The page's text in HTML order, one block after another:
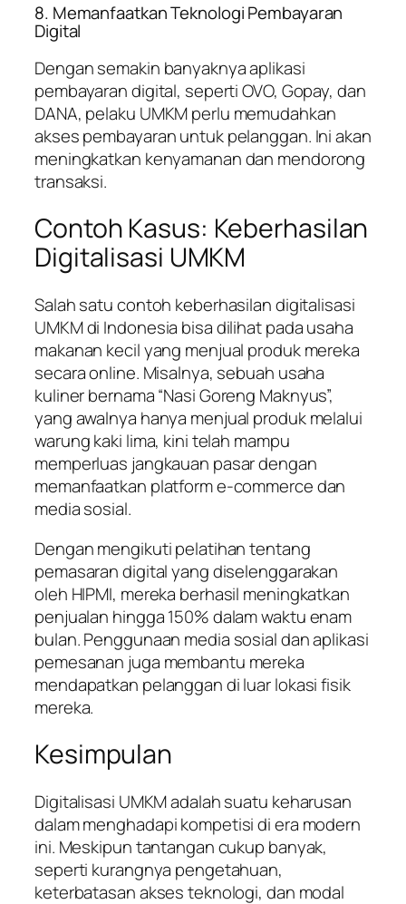
8. Memanfaatkan Teknologi Pembayaran
Digital
Dengan semakin banyaknya aplikasi
pembayaran digital, seperti OVO, Gopay, dan
DANA, pelaku UMKM perlu memudahkan
akses pembayaran untuk pelanggan. Ini akan
meningkatkan kenyamanan dan mendorong
transaksi.
Contoh Kasus: Keberhasilan
Digitalisasi UMKM
Salah satu contoh keberhasilan digitalisasi
UMKM di Indonesia bisa dilihat pada usaha
makanan kecil yang menjual produk mereka
secara online. Misalnya, sebuah usaha
kuliner bernama “Nasi Goreng Maknyus”,
yang awalnya hanya menjual produk melalui
warung kaki lima, kini telah mampu
memperluas jangkauan pasar dengan
memanfaatkan platform e-commerce dan
media sosial.
Dengan mengikuti pelatihan tentang
pemasaran digital yang diselenggarakan
oleh HIPMI, mereka berhasil meningkatkan
penjualan hingga 150% dalam waktu enam
bulan. Penggunaan media sosial dan aplikasi
pemesanan juga membantu mereka
mendapatkan pelanggan di luar lokasi fisik
mereka.
Kesimpulan
Digitalisasi UMKM adalah suatu keharusan
dalam menghadapi kompetisi di era modern
ini. Meskipun tantangan cukup banyak,
seperti kurangnya pengetahuan,
keterbatasan akses teknologi, dan modal